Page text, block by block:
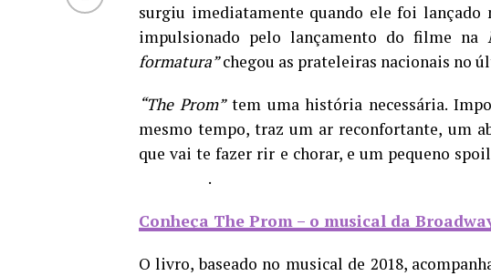
surgiu imediatamente quando ele foi lançado
impulsionado pelo lançamento do filme na
formatura”chegou as prateleiras nacionais no
“The Prom”tem uma história necessária.
mesmo tempo, traz um ar reconfortante, um
que vai te fazer rir e chorar, e um pequeno
.
Conheça The Prom – o musical da
O livro, baseado no musical de 2018,